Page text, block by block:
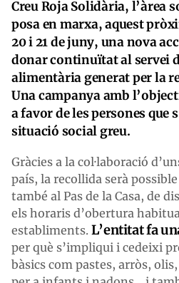
Creu Roja Solidària, l’àrea
posa en marxa, aquest
20 i 21 de juny, una nova
donar continuïtat al servei
alimentària generat per la
Una campanya amb
a favor de les persones que
situació social greu.
Gràcies a la col·laboració
país, la recollida serà
també al Pas de la Casa, de
els horaris d’obertura
establiments. L’entitat fa
per què s’impliqui i cedeixi
bàsics com pastes, arròs,